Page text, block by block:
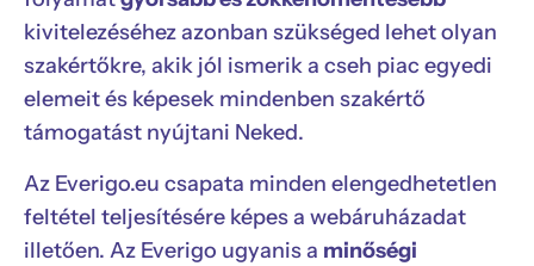
kivitelezéséhez azonban szükséged lehet olyan
szakértőkre, akik jól ismerik a cseh piac egyedi
elemeit és képesek mindenben szakértő
támogatást nyújtani Neked.
Az Everigo.eu csapata minden elengedhetetlen
feltétel teljesítésére képes a webáruházadat
illetően. Az Everigo ugyanis a minőségi